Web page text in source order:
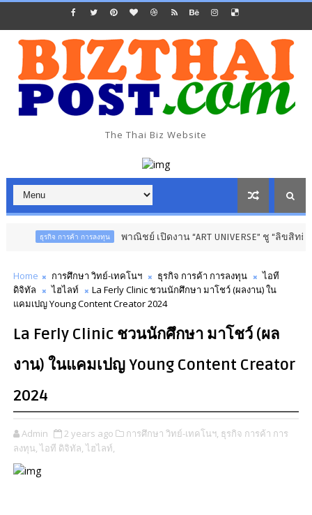
The Thai Biz Website
ธุรกิจ การค้า การลงทุน พาณิชย์ เปิดงาน “ART UNIVERSE” ชู “ลิขสิทธิ์” ขับเ
Home การศึกษา วิทย์-เทคโนฯ ธุรกิจ การค้า การลงทุน
ไอที
ดิจิทัล
ไฮไลท์
La Ferly Clinic ชวนนักศึกษา มาโชว์ (ผลงาน) ใน
แคมเปญ Young Content Creator 2024
La Ferly Clinic ชวนนักศึกษา มาโชว์ (ผล
งาน) ในแคมเปญ Young Content Creator
2024
Admin 2 years ago การศึกษา วิทย์-เทคโนฯ, ธุรกิจ การค้า การ
ลงทุน, ไอที ดิจิทัล, ไฮไลท์,